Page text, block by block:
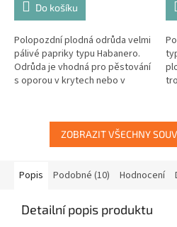
Do košíku
Polopozdní plodná odrůda velmi
pálivé papriky typu Habanero.
Odrůda je vhodná pro pěstování
s oporou v krytech nebo v
ZOBRAZIT VŠECHNY
Popis Podobné (10) Hodnocení
Detailní popis produktu